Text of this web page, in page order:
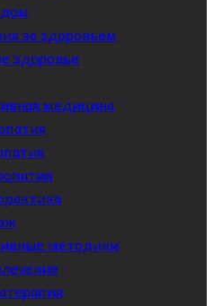
за здоровьем
здоровье
медицина
методики